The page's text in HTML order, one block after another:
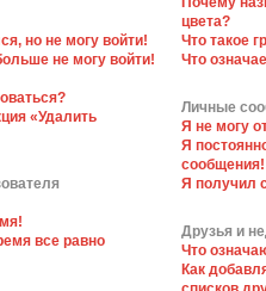
но не могу войти!
не могу войти!
«Удалить
все равно
цвета?
Что такое
Что
Личные
Я не могу
Я
сообщения!
Я получил
Друзья и
Что
Как